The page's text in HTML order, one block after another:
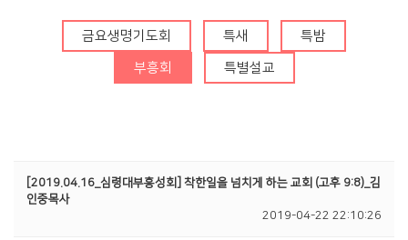
Dream Center
고등부
금요생명기도회 특새 특밤
부흥회 특별설교
[2019.04.16_심령대부흥성회] 착한일을 넘치게 하는 교회 (고후 9:8)_김
인중목사
2019-04-22 22:10:26